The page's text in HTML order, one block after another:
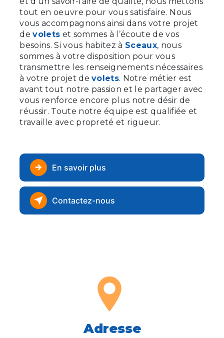
tout en oeuvre pour vous satisfaire. Nous
vous accompagnons ainsi dans votre projet
devolets et sommes à l’écoute de vos
besoins. Si vous habitez à Sceaux, nous
sommes à votre disposition pour vous
transmettre les renseignements nécessaires
à votre projet devolets. Notre métier est
avant tout notre passion et le partager avec
vous renforce encore plus notre désir de
réussir. Toute notre équipe est qualifiée et
travaille avec propreté et rigueur.
En savoir plus
Contactez-nous
Adresse